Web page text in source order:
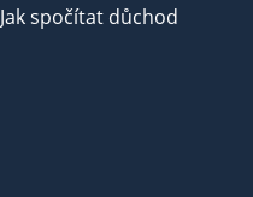
spočítat důchod